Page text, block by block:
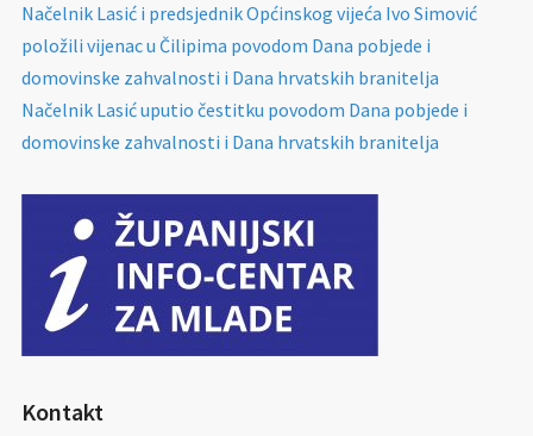
Načelnik Lasić i predsjednik Općinskog vijeća Ivo Simović
položili vijenac u Čilipima povodom Dana pobjede i
domovinske zahvalnosti i Dana hrvatskih branitelja
Načelnik Lasić uputio čestitku povodom Dana pobjede i
domovinske zahvalnosti i Dana hrvatskih branitelja
Kontakt